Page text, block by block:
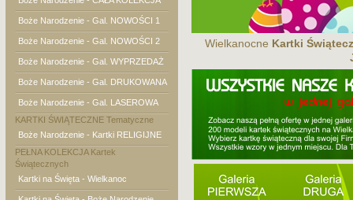
Boże Narodzenie - Gal. NOWOŚCI 1
Boże Narodzenie - Gal. NOWOŚCI 2
Boże Narodzenie - Gal. WYPRZEDAŻ
Boże Narodzenie - Gal. DRUKOWANA
Boże Narodzenie - Gal. LASEROWA
KARTKI ŚWIĄTECZNE Tematyczne
Boże Narodzenie - Kartki RELIGIJNE
PEŁNA KOLEKCJA Kartek
Świątecznych
Kartki na Święta - Wielkanoc
Wielkanocne Kartki